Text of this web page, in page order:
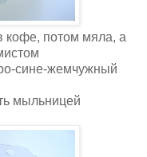
кофе, потом мяла, а
сине-жемчужный
мыльницей